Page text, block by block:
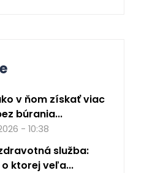
v ňom získať viac
búrania...
- 10:38
služba:
ktorej veľa...